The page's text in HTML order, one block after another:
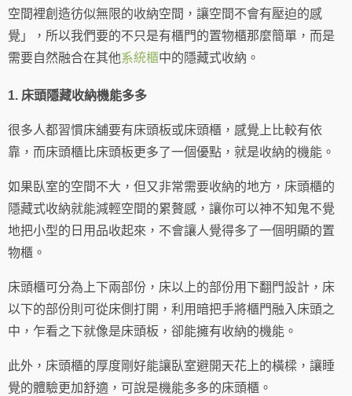
空間裡創造彷似無限的收納空間，讓空間不會有壓迫的感
覺」，所以我們要的不只是有櫃門的置物櫃那麼簡單，而是
需要自然融合在其他系統櫃中的隱藏式收納。
1. 床頭隱藏收納機能多多
很多人都習慣床舖要有床頭板或床頭櫃，感覺上比較有依
靠，而床頭櫃比床頭板更多了一個優點，就是收納的機能。
如果臥室的空間不大，但又非常需要收納的地方，床頭櫃的
隱藏式收納就能減輕空間的累贅感，讓你可以神不知鬼不覺
地把小型的日用品收起來，不會讓人覺得多了一個明顯的置
物櫃。
床頭櫃可分為上下兩部份，床以上的部份用下翻門設計，床
以下的部份則可從床側打開，利用暗把手將櫃門融入床頭之
中，乍看之下就像是床頭板，卻能擁有收納的機能。
此外，床頭櫃的厚度剛好能讓臥室避開天花上的橫樑，讓睡
覺的體驗更加舒適，可說是機能多多的床頭櫃。